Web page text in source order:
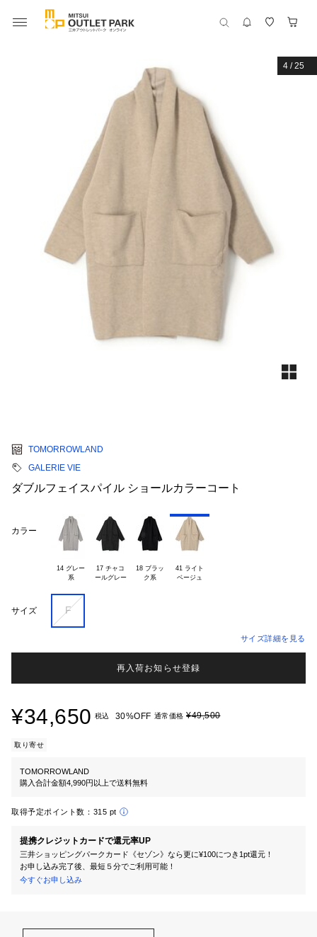
4 /25
TOMORROWLAND
GALERIE VIE
ダブルフェイスパイル ショールカラーコート
カラー
14 グレー
系
17 チャコ
ールグレー
18 ブラッ
41 ライト
サイズ F
サイズ詳細を見る
再入荷お知らせ登録
¥34,650 税込 30%OFF 通常価格 ¥49,500
取り寄せ
TOMORROWLAND
購入合計金額4,990円以上で送料無料
取得予定ポイント数： 315 pt
提携クレジットカードで還元率UP
三井ショッピングパークカード《セゾン》なら更に¥100につき1pt還元！
お申し込み完了後、最短５分でご利用可能！
今すぐお申し込み